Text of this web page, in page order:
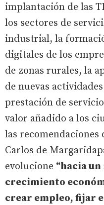
implantación de las
los sectores de
industrial, la
digitales de los
de zonas rurales, la
de nuevas
prestación de
valor añadido a los
las recomendaciones
Carlos de
evolucione “hacia
crecimiento
crear empleo, fijar